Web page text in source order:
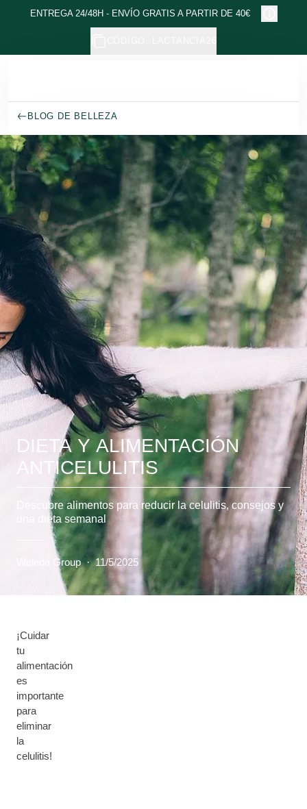
Ir al contenido principal
ENTREGA 24/48H - ENVÍO GRATIS A PARTIR DE 40€
BLOG DE BELLEZA
DIETA Y ALIMENTACIÓN
ANTICELULITIS
Descubre alimentos para reducir la celulitis, consejos y
una dieta semanal
Weleda Group · 11/5/2025
¡Cuidar
tu
alimentación
es
importante
para
eliminar
la
celulitis!